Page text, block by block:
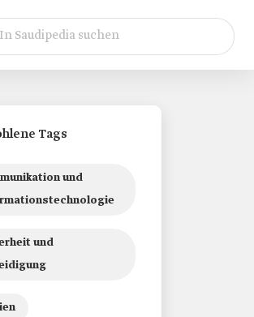
Tags
und
und